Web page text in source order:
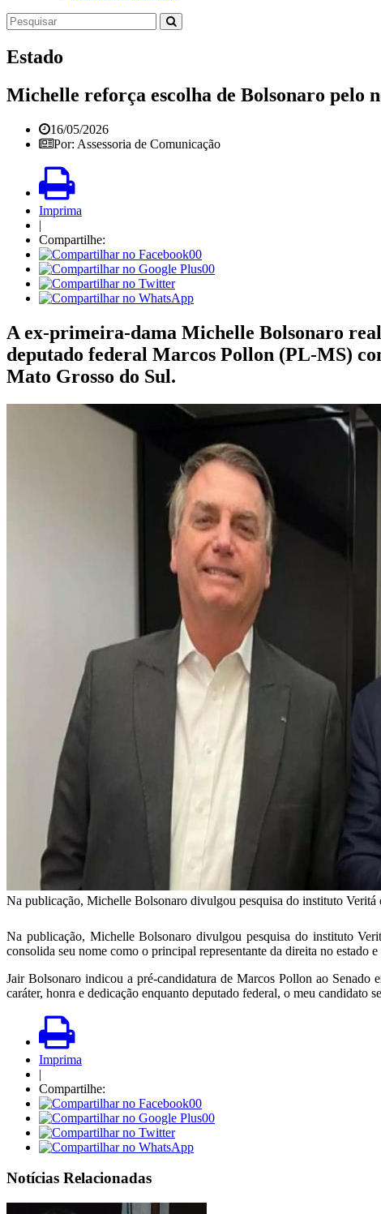
Estado
Michelle reforça escolha de Bolsonaro pelo
16/05/2026
Por: Assessoria de Comunicação
Imprima
|
Compartilhe:
00
00
A ex-primeira-dama Michelle Bolsonaro
deputado federal Marcos Pollon (PL-MS)
Mato Grosso do Sul.
Na publicação, Michelle Bolsonaro divulgou pesquisa do instituto Veritá
Na publicação, Michelle Bolsonaro divulgou pesquisa do instituto
consolida seu nome como o principal representante da direita no
Jair Bolsonaro indicou a pré-candidatura de Marcos Pollon ao
caráter, honra e dedicação enquanto deputado federal, o meu candidato
Imprima
|
Compartilhe:
00
00
Notícias Relacionadas